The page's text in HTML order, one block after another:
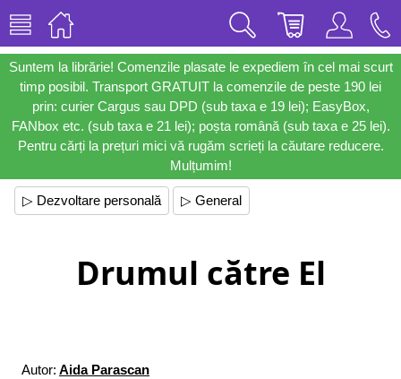
Suntem la librărie! Comenzile plasate le expediem în cel mai scurt
timp posibil. Transport GRATUIT la comenzile de peste 190 lei
prin: curier Cargus sau DPD (sub taxa e 19 lei); EasyBox,
FANbox etc. (sub taxa e 21 lei); poșta română (sub taxa e 25 lei).
Pentru cărți la prețuri mici vă rugăm scrieți la căutare reducere.
Mulțumim!
▷ Dezvoltare personală ▷ General
Drumul către El
Autor: Aida Parascan